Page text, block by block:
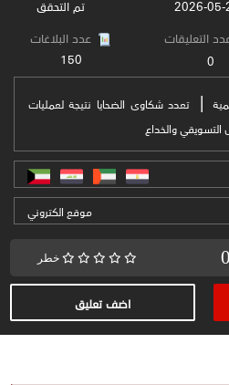
2026-05-
تم التحقق
التعليقات
0
عدد البلاغات
150
| تعدد شكاوى الضحايا نتيجة لعمليات
التسويقي والخداع
موقع الكتروني
خطر
اضف تعليق